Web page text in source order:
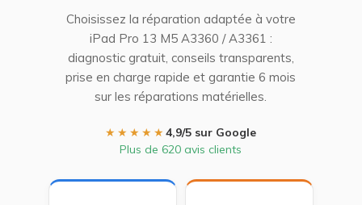
Choisissez la réparation adaptée à votre
iPad Pro 13 M5 A3360 / A3361 :
diagnostic gratuit, conseils transparents,
prise en charge rapide et garantie 6 mois
sur les réparations matérielles.
★★★★★4,9/5 sur Google
Plus de 620 avis clients